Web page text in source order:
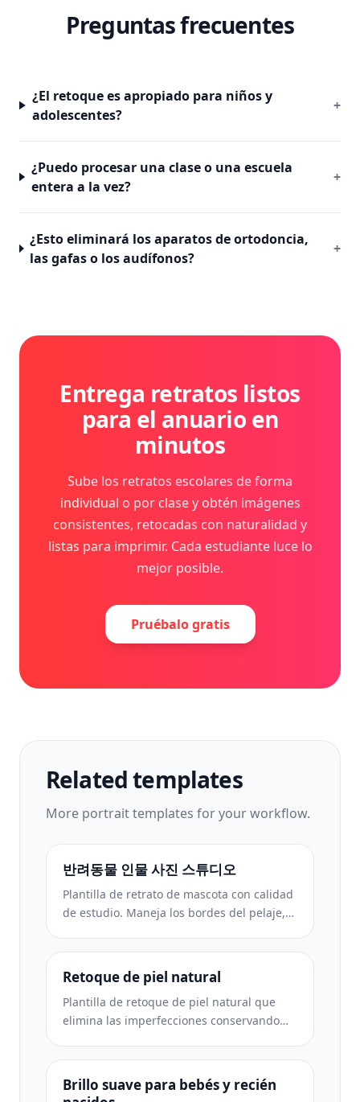
Preguntas frecuentes
¿El retoque es apropiado para niños y
adolescentes?
+
¿Puedo procesar una clase o una escuela
entera a la vez?
+
¿Esto eliminará los aparatos de ortodoncia,
las gafas o los audífonos?
+
Entrega retratos listos
para el anuario en
minutos
Sube los retratos escolares de forma
individual o por clase y obtén imágenes
consistentes, retocadas con naturalidad y
listas para imprimir. Cada estudiante luce lo
mejor posible.
Pruébalo gratis
Related templates
More portraittemplates for your workflow.
반려동물 인물 사진 스튜디오
Plantilla de retrato de mascota con calidad
de estudio. Maneja los bordes del pelaje,
fondos y agudiza los ojos de perros, gatos
y otros animales.
Retoque de piel natural
Plantilla de retoque de piel natural que
elimina las imperfecciones conservando
uniforme, sin aspecto plástico, solo una
mejor piel ante la cámara.
Brillo suave para bebés y recién